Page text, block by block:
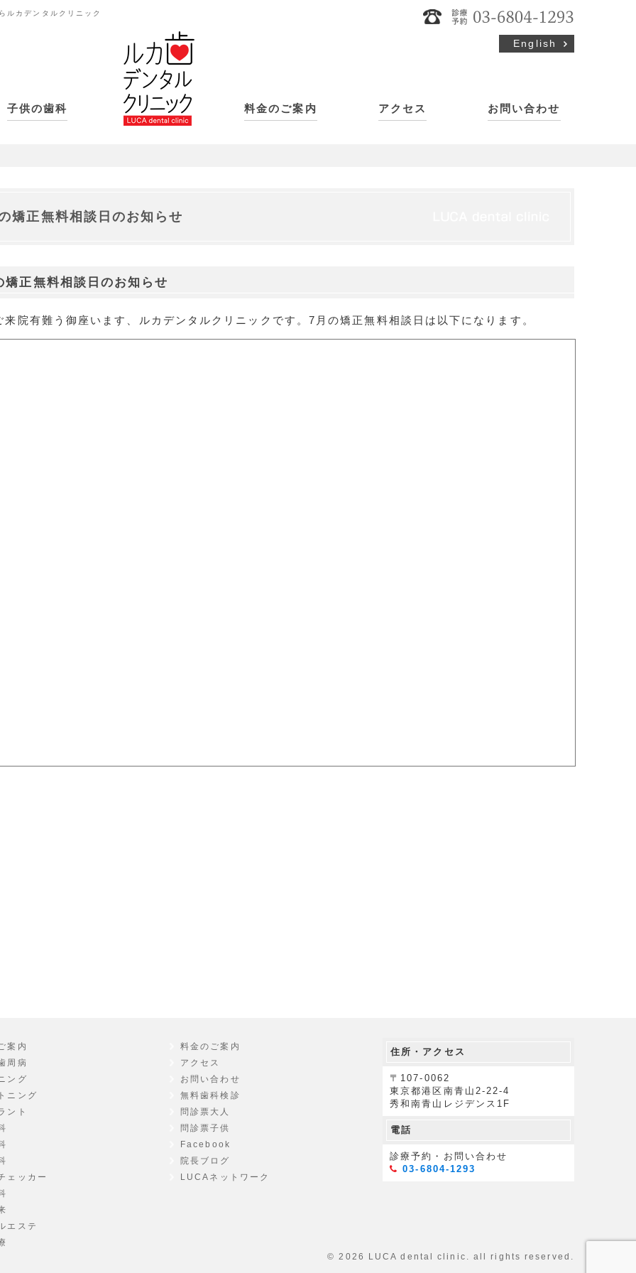
English
ルカデンタルクリニック
子供の歯科 料金のご案内 アクセス お問い合わせ
矯正無料相談日のお知らせ
矯正無料相談日のお知らせ
来院有難う御座います、ルカデンタルクリニックです。7月の矯正無料相談日は以下になります。
案内
周病
ング
ニング
ント
ェッカー
エステ
料金のご案内
アクセス
お問い合わせ
無料歯科検診
問診票大人
問診票子供
Facebook
院長ブログ
LUCAネットワーク
住所・アクセス
〒107-0062
東京都港区南青山2-22-4
秀和南青山レジデンス1F
電話
診療予約・お問い合わせ
03-6804-1293
© 2026 LUCA dental clinic. all rights reserved.